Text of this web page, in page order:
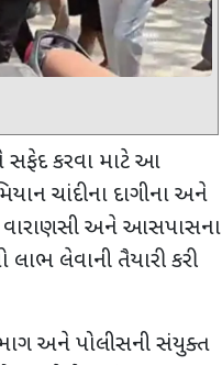
સફેદ કરવા માટે આ
ચાંદીના દાગીના અને
વારાણસી અને આસપાસના
લેવાની તૈયારી કરી
અને પોલીસની સંયુક્ત